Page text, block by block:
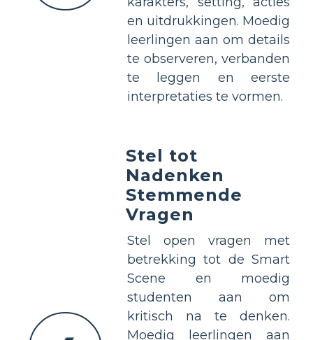
en uitdrukkingen. Moedig
leerlingen aan om details
te observeren, verbanden
te leggen en eerste
interpretaties te vormen.
Stel tot
Nadenken
Stemmende
Vragen
Stel open vragen met
betrekking tot de Smart
Scene en moedig
studenten aan om
kritisch na te denken.
Moedig leerlingen aan